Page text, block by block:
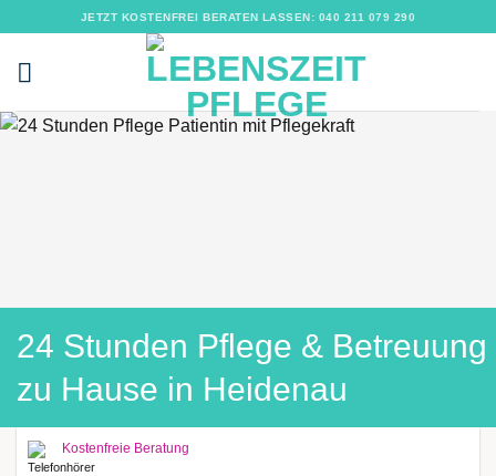
springen
JETZT KOSTENFREI BERATEN LASSEN: 040 211 079 290
24 Stunden Pflege & Betreuung
zu Hause in Heidenau
Kostenfreie Beratung